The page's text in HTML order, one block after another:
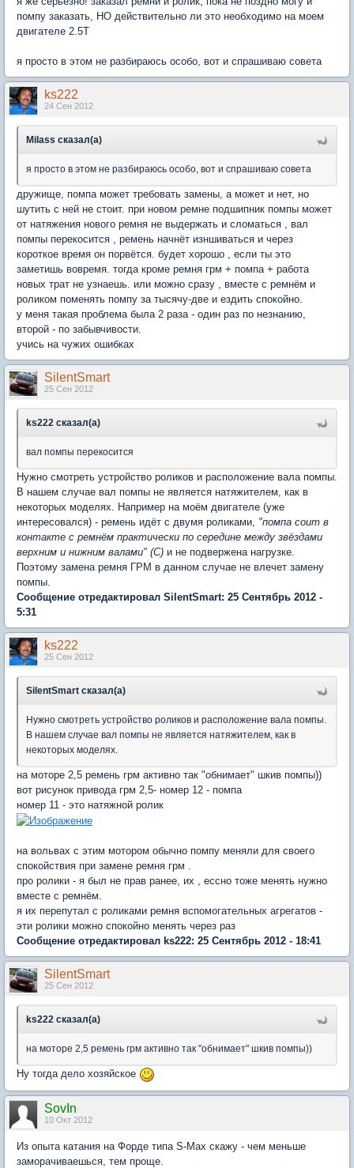
помпу заказать, НО действительно ли это необходимо на моем
двигателе 2.5Т
я просто в этом не разбираюсь особо, вот и спрашиваю совета
ks222
24 Сен 2012
Milass сказал(а)
я просто в этом не разбираюсь особо, вот и спрашиваю совета
дружище, помпа может требовать замены, а может и нет, но
шутить с ней не стоит. при новом ремне подшипник помпы может
от натяжения нового ремня не выдержать и сломаться , вал
помпы перекосится , ремень начнёт изншиваться и через
короткое время он порвётся. будет хорошо , если ты это
заметишь вовремя. тогда кроме ремня грм + помпа + работа
новых трат не узнаешь. или можно сразу , вместе с ремнём и
роликом поменять помпу за тысячу-две и ездить спокойно.
у меня такая проблема была 2 раза - один раз по незнанию,
второй - по забывчивости.
учись на чужих ошибках
SilentSmart
25 Сен 2012
ks222 сказал(а)
вал помпы перекосится
Нужно смотреть устройство роликов и расположение вала помпы.
В нашем случае вал помпы не является натяжителем, как в
некоторых моделях. Например на моём двигателе (уже
интересовался) - ремень идёт с двумя роликами, "помпа соит в
контакте с ремнём практически по середине между звёздами
верхним и нижним валами" (С) и не подвержена нагрузке.
Поэтому замена ремня ГРМ в данном случае не влечет замену
помпы.
Сообщение отредактировал SilentSmart: 25 Сентябрь 2012 -
5:31
ks222
25 Сен 2012
SilentSmart сказал(а)
Нужно смотреть устройство роликов и расположение вала помпы.
В нашем случае вал помпы не является натяжителем, как в
некоторых моделях.
на моторе 2,5 ремень грм активно так "обнимает" шкив помпы))
вот рисунок привода грм 2,5- номер 12 - помпа
номер 11 - это натяжной ролик
на вольвах с этим мотором обычно помпу меняли для своего
спокойствия при замене ремня грм .
про ролики - я был не прав ранее, их , ессно тоже менять нужно
вместе с ремнём.
я их перепутал с роликами ремня вспомогательных агрегатов -
эти ролики можно спокойно менять через раз
Сообщение отредактировал ks222: 25 Сентябрь 2012 - 18:41
SilentSmart
25 Сен 2012
ks222 сказал(а)
на моторе 2,5 ремень грм активно так "обнимает" шкив помпы))
Ну тогда дело хозяйское
SovIn
10 Окт 2012
Из опыта катания на Форде типа S-Max скажу - чем меньше
заморачиваешься, тем проще.